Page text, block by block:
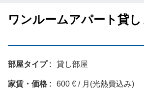
ワンルームアパート貸
部屋タイプ 貸し部屋
家賃・価格 600 € / 月(光熱費込み)